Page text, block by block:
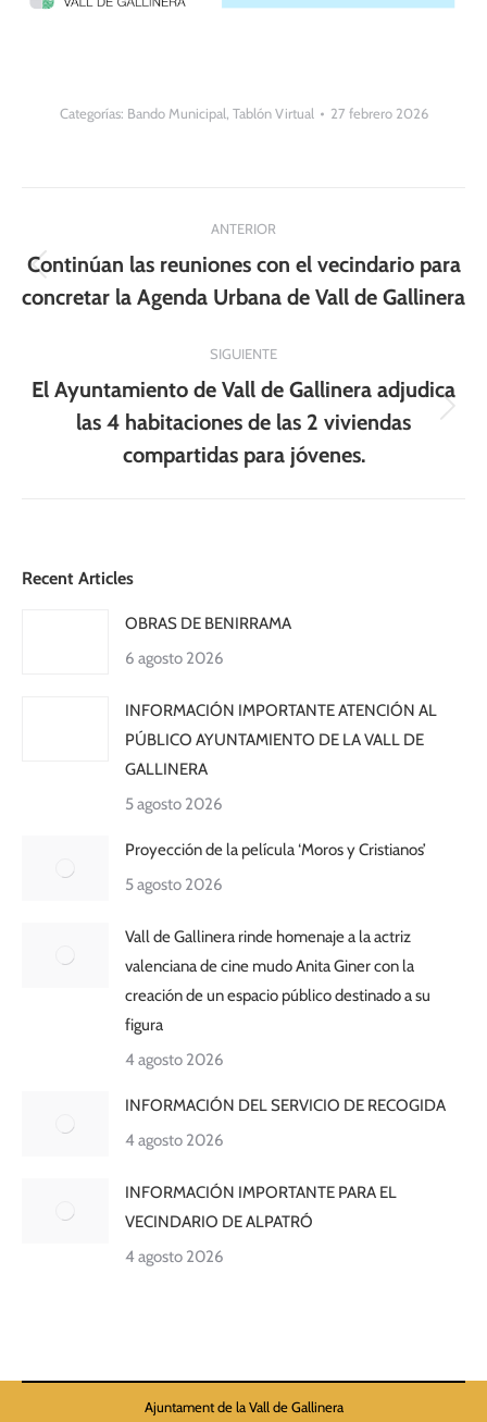
Categorías: Bando Municipal, Tablón Virtual 27 febrero 2026
entre
publicaciones
ANTERIOR
Publicación
anterior:
Continúan las reuniones con el vecindario para
concretar la Agenda Urbana de Vall de Gallinera
SIGUIENTE
Publicación
siguiente:
El Ayuntamiento de Vall de Gallinera adjudica
las 4 habitaciones de las 2 viviendas
compartidas para jóvenes.
Recent Articles
OBRAS DE BENIRRAMA
6 agosto 2026
INFORMACIÓN IMPORTANTE ATENCIÓN AL
PÚBLICO AYUNTAMIENTO DE LA VALL DE
GALLINERA
5 agosto 2026
Proyección de la película ‘Moros y Cristianos’
5 agosto 2026
Vall de Gallinera rinde homenaje a la actriz
valenciana de cine mudo Anita Giner con la
creación de un espacio público destinado a su
figura
4 agosto 2026
INFORMACIÓN DEL SERVICIO DE RECOGIDA
4 agosto 2026
INFORMACIÓN IMPORTANTE PARA EL
VECINDARIO DE ALPATRÓ
4 agosto 2026
Ajuntament de la Vall de Gallinera